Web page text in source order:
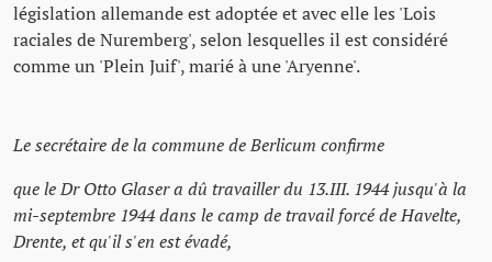
législation allemande est adoptée et avec elle les 'Lois
raciales de Nuremberg', selon lesquelles il est considéré
comme un 'Plein Juif', marié à une 'Aryenne'.
Le secrétaire de la commune de Berlicum confirme
que le Dr Otto Glaser a dû travailler du 13.III. 1944 jusqu'à la
mi-septembre 1944 dans le camp de travail forcé de Havelte,
Drente, et qu'il s'en est évadé,